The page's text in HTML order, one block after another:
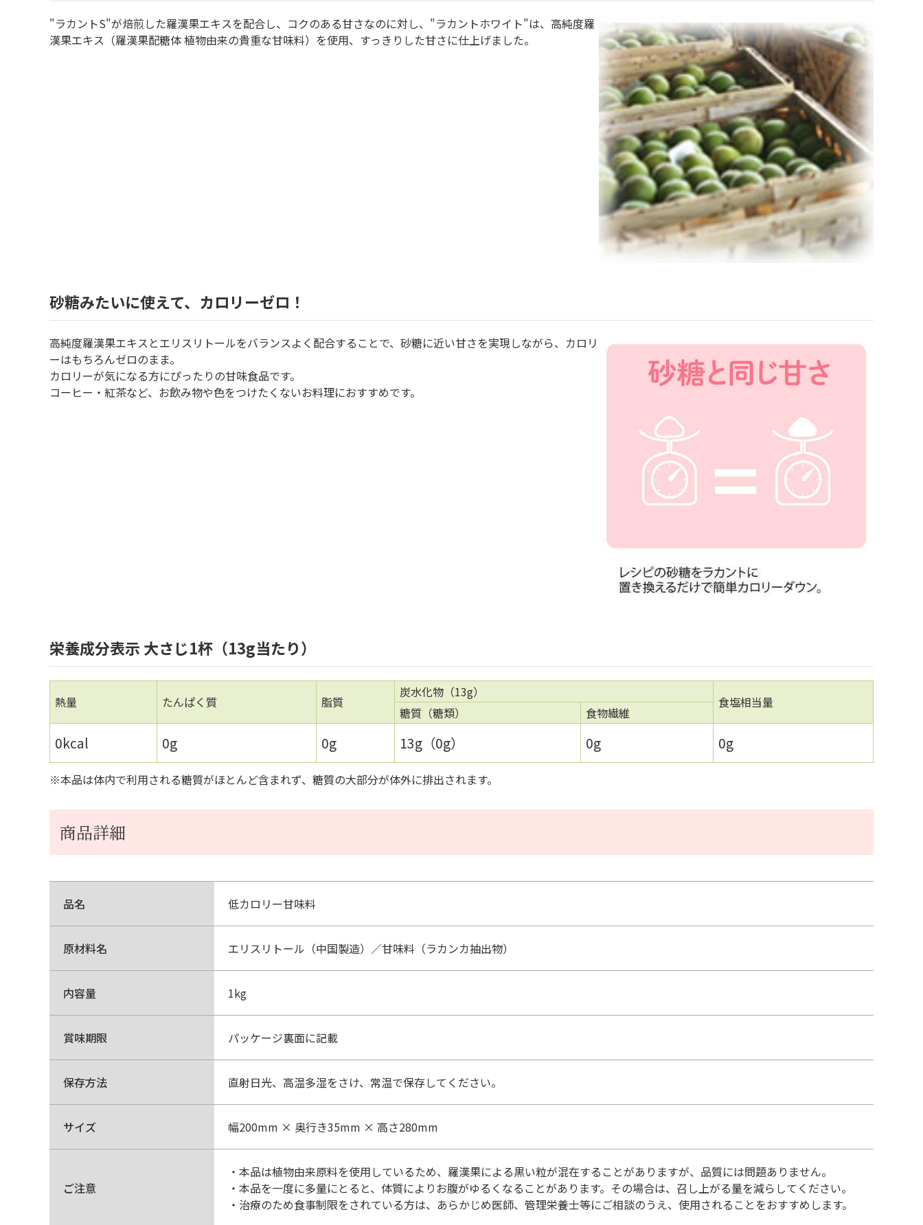
"ラカントS"が焙煎した羅漢果エキスを配合し、コクのある甘さなのに対し、"ラカントホワイト"は、高純度羅
漢果エキス（羅漢果配糖体 植物由来の貴重な甘味料）を使用、すっきりした甘さに仕上げました。
砂糖みたいに使えて、カロリーゼロ！
高純度羅漢果エキスとエリスリトールをバランスよく配合することで、砂糖に近い甘さを実現しながら、カロリ
ーはもちろんゼロのまま。
カロリーが気になる方にぴったりの甘味食品です。
コーヒー・紅茶など、お飲み物や色をつけたくないお料理におすすめです。
栄養成分表示 大さじ1杯（13g当たり）
熱量 たんぱく質 脂質
炭水化物（13g）
食塩相当量
糖質（糖類） 食物繊維
0kcal 0g 0g 13g（0g） 0g 0g
※本品は体内で利用される糖質がほとんど含まれず、糖質の大部分が体外に排出されます。
商品詳細
品名 低カロリー甘味料
原材料名 エリスリトール（中国製造）／甘味料（ラカンカ抽出物）
内容量 1kg
賞味期限 パッケージ裏面に記載
保存方法 直射日光、高温多湿をさけ、常温で保存してください。
サイズ 幅200mm × 奥行き35mm × 高さ280mm
ご注意
・本品は植物由来原料を使用しているため、羅漢果による黒い粒が混在することがありますが、品質には問題ありません。
・本品を一度に多量にとると、体質によりお腹がゆるくなることがあります。その場合は、召し上がる量を減らしてください。
・治療のため食事制限をされている方は、あらかじめ医師、管理栄養士等にご相談のうえ、使用されることをおすすめします。